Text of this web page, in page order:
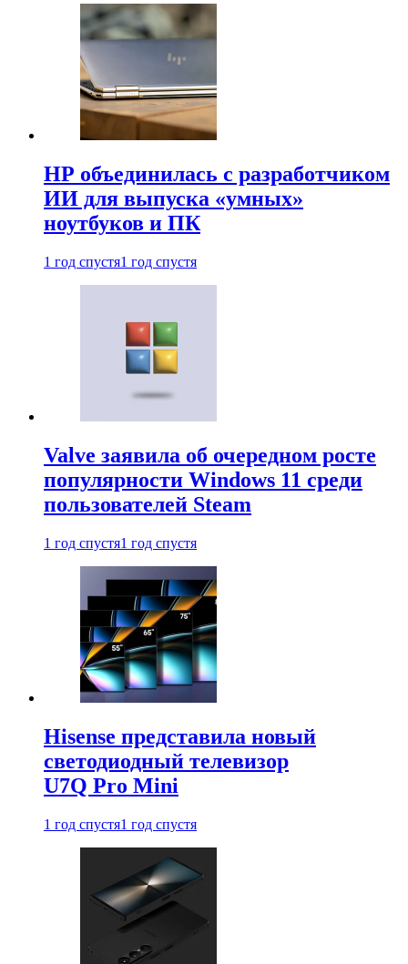
HP объединилась с разработчиком
ИИ для выпуска «умных»
ноутбуков и ПК
1 год спустя1 год спустя
Valve заявила об очередном росте
популярности Windows 11 среди
пользователей Steam
1 год спустя1 год спустя
Hisense представила новый
светодиодный телевизор
U7Q Pro Mini
1 год спустя1 год спустя